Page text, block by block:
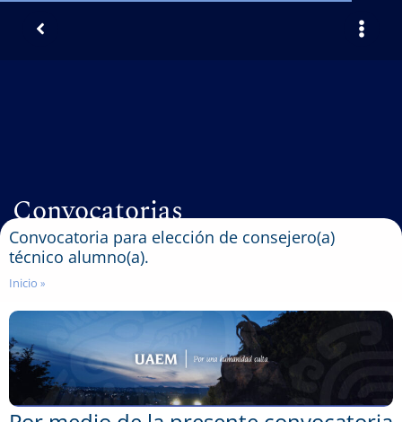
Convocatorias
Convocatoria para elección de consejero(a)
técnico alumno(a).
Inicio »